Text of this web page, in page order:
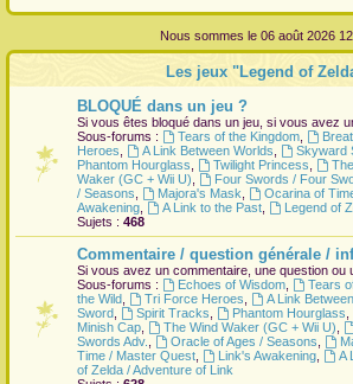
Nous sommes le 06 août 2026
Les jeux "Legend of
BLOQUÉ dans un jeu ?
Si vous êtes bloqué dans un jeu, si vous avez
Sous-forums :
Tears of the Kingdom,
Heroes
A Link Between Worlds Skyward
Phantom Hourglass
Twilight Princess
Waker (GC + Wii U)
Four Swords / Four
/ Seasons
Majora's Mask Ocarina of
Awakening
A Link to the Past,
Legend of
Sujets : 468
Commentaire / question générale /
Si vous avez un commentaire, une question ou
Sous-forums :
Echoes of Wisdom, Tears
the Wild
Tri Force Heroes A Link
Sword
Spirit Tracks Phantom Hourglass
Minish Cap
The Wind Waker (GC + Wii U)
Swords Adv.
Oracle of Ages / Seasons
Time / Master Quest
Link's Awakening, A
of Zelda / Adventure of Link